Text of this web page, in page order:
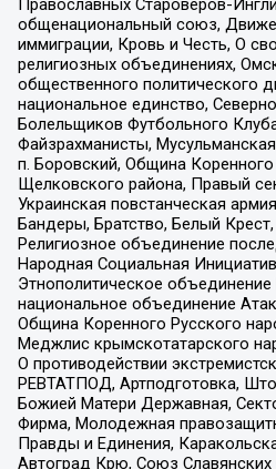
Православных Староверов-
общенациональный союз,
иммиграции, Кровь и Честь, О
религиозных объединениях,
общественного политического
национальное единство,
Болельщиков Футбольного
Файзрахманисты,
п. Боровский, Община
Щелковского района, Правый
Украинская повстанческая
Бандеры, Братство, Белый
Религиозное объединение
Народная Социальная
Этнополитическое объединение
национальное объединение
Община Коренного Русского
Меджлис крымскотатарского
О противодействии
РЕВТАТПОД, Артподготовка,
Божией Матери Державная,
Фирма, Молодежная
Правды и Единения,
Автоград Крю, Союз Славянских